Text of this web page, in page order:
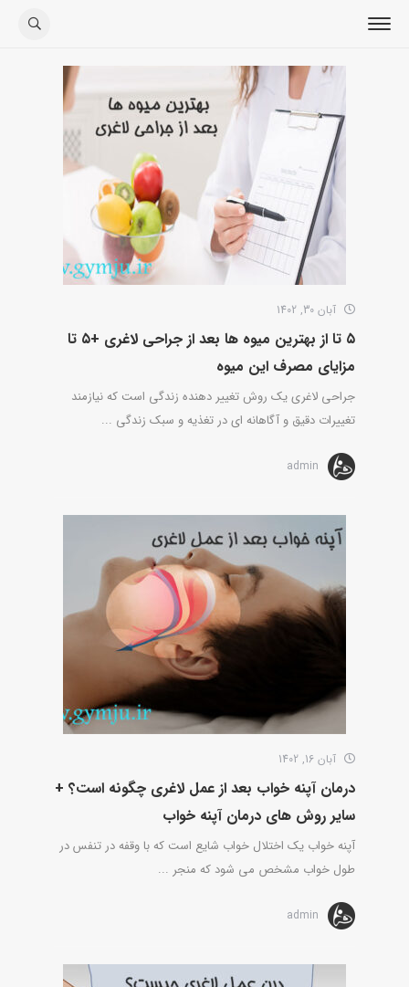
آبان 30, 1402
۵ تا از بهترین میوه ها بعد از جراحی لاغری +۵ تا
مزایای مصرف این میوه
جراحی لاغری یک روش تغییر دهنده زندگی است که نیازمند
تغییرات دقیق و آگاهانه ای در تغذیه و سبک زندگی ...
admin
آبان 16, 1402
درمان آپنه خواب بعد از عمل لاغری چگونه است؟ +
سایر روش های درمان آپنه خواب
آپنه خواب یک اختلال خواب شایع است که با وقفه در تنفس در
طول خواب مشخص می شود که منجر ...
admin